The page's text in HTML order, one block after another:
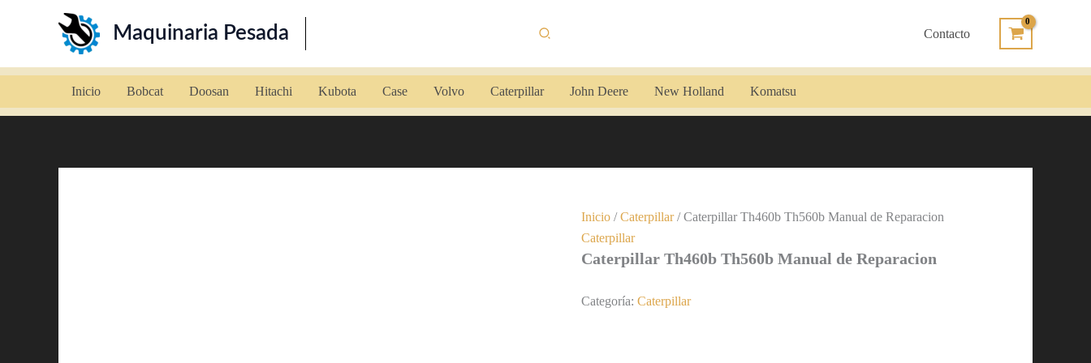
Maquinaria Pesada Buscar Contacto
Inicio Bobcat Doosan Hitachi Kubota Case Volvo Caterpillar John Deere New Holland Komatsu
Inicio /Caterpillar/ Caterpillar Th460b Th560b Manual de Reparacion
Caterpillar
Caterpillar Th460b Th560b Manual de Reparacion
Categoría:Caterpillar